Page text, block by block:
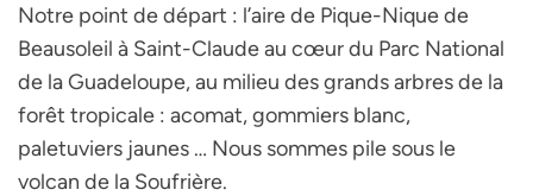
Notre point de départ : l’aire de Pique-Nique de
Beausoleil à Saint-Claude au cœur du Parc National
de la Guadeloupe, au milieu des grands arbres de la
forêt tropicale : acomat, gommiers blanc,
paletuviers jaunes … Nous sommes pile sous le
volcan de la Soufrière.